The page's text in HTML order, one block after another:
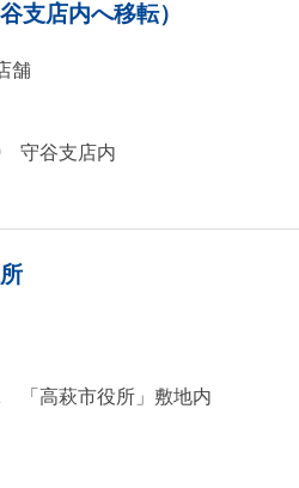
支店内へ移転）
舗
守谷支店内
「高萩市役所」敷地内